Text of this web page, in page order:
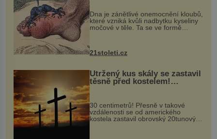
„nemoci králů“
Dna je zánětlivé onemocnění kloubů,
které vzniká kvůli nadbytku kyseliny
močové v těle. Ta se ve formě
nohou, a způsobuje bole...
21stoleti.cz
Utržený kus skály se zastavil
těsně před kostelem!
Ochránila ho boží síla?
30 centimetrů! Přesně v takové
vzdálenosti se od amerického
kostela zastavil obrovský 20tunový